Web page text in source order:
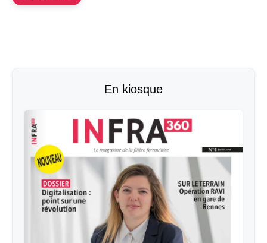
En kiosque